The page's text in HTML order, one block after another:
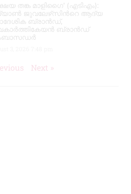
തങ്ക മാളിഗൈ’ (എടിഎം):
ജുവലേഴ്‌സിന്‍റെ ആദ്യ
ബ്രാന്‍ഡ്,
ബ്രാന്‍ഡ്
Next »